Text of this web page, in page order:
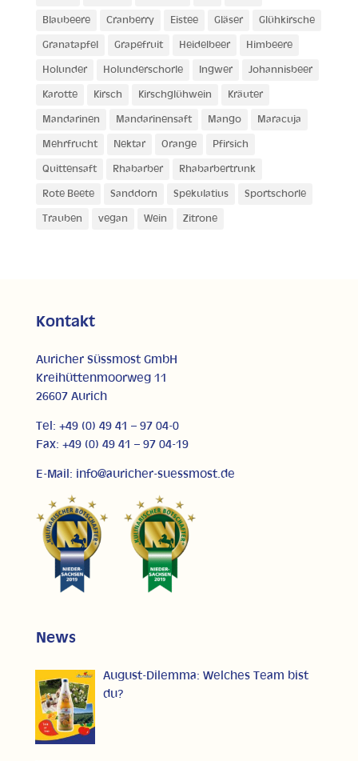
Blaubeere Cranberry Eistee Gläser Glühkirsche
Granatapfel Grapefruit Heidelbeer Himbeere
Holunder Holunderschorle Ingwer Johannisbeer
Karotte Kirsch Kirschglühwein Kräuter
Mandarinen Mandarinensaft Mango Maracuja
Mehrfrucht Nektar Orange Pfirsich
Quittensaft Rhabarber Rhabarbertrunk
Rote Beete Sanddorn Spekulatius Sportschorle
Trauben vegan Wein Zitrone
Kontakt
Auricher Süssmost GmbH
Kreihüttenmoorweg 11
26607 Aurich
Tel: +49 (0) 49 41 – 97 04-0
Fax: +49 (0) 49 41 – 97 04-19
E-Mail: info@auricher-suessmost.de
News
August-Dilemma: Welches Team bist
du?